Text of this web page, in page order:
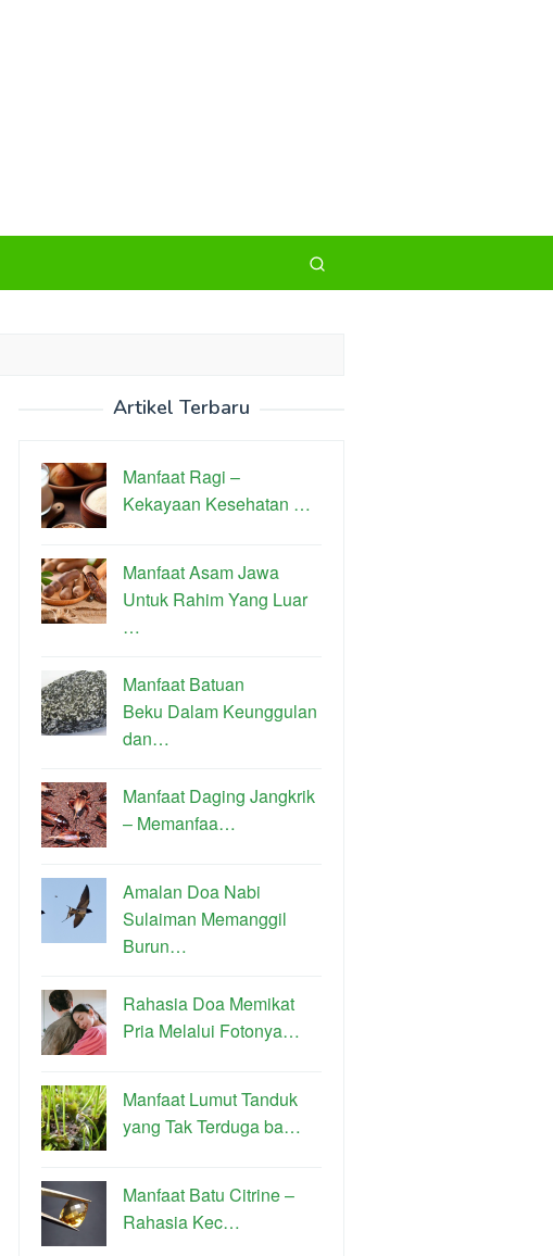
Artikel Terbaru
Manfaat Ragi –
Kekayaan Kesehatan …
Manfaat Asam Jawa
Untuk Rahim Yang Luar
…
Manfaat Batuan
Beku Dalam Keunggulan
dan…
Manfaat Daging Jangkrik
– Memanfaa…
Amalan Doa Nabi
Sulaiman Memanggil
Burun…
Rahasia Doa Memikat
Pria Melalui Fotonya…
Manfaat Lumut Tanduk
yang Tak Terduga ba…
Manfaat Batu Citrine –
Rahasia Kec…